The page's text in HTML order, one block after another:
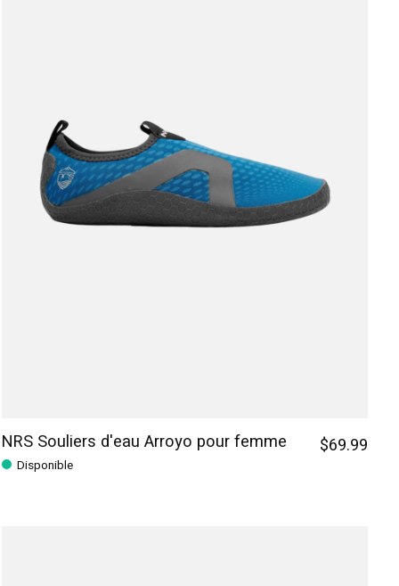
NRS Souliers d'eau Arroyo pour femme
Disponible
$69.99